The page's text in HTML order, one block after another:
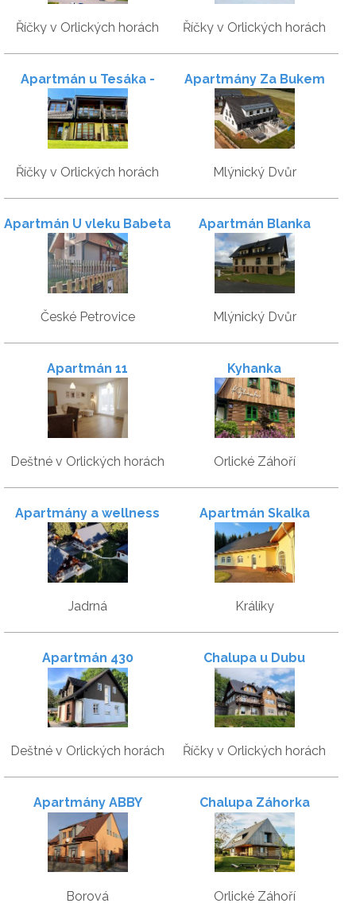
Říčky v Orlických horách Říčky v Orlických horách
Apartmán u Tesáka -
Apartmány Říčky
Říčky v Orlických horách
Apartmány Za Bukem
Mlýnický Dvůr
Apartmán U vleku Babeta
České Petrovice
Apartmán Blanka
Mlýnický Dvůr
Apartmán 11
Deštné v Orlických horách
Kyhanka
Orlické Záhoří
Apartmány a wellness
Pod Strání
Jadrná
Apartmán Skalka
Králíky
Apartmán 430
Deštné v Orlických horách
Chalupa u Dubu
Říčky v Orlických horách
Apartmány ABBY
Borová
Chalupa Záhorka
Orlické Záhoří